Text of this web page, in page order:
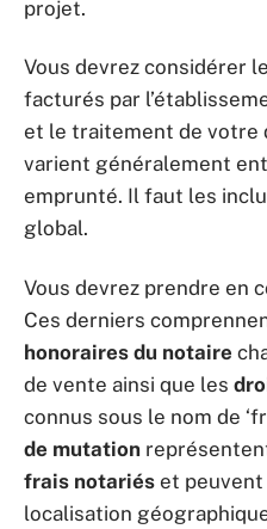
projet.
Vous devrez considérer
facturés par
et le traitement de votre
varient généralement
emprunté. Il faut les
global.
Vous devrez prendre en
Ces derniers
honoraires du notaire
de vente ainsi que les
connus sous le nom de
de mutation
frais notariés et
localisation